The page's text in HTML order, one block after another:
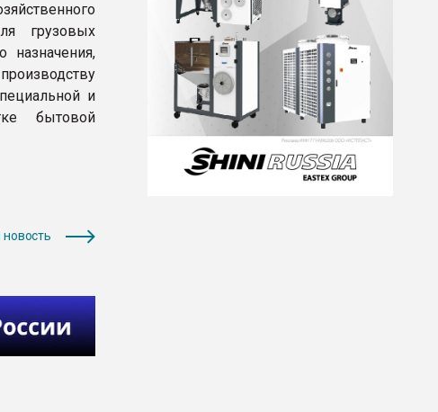
грузовых
назначения,
и
бытовой